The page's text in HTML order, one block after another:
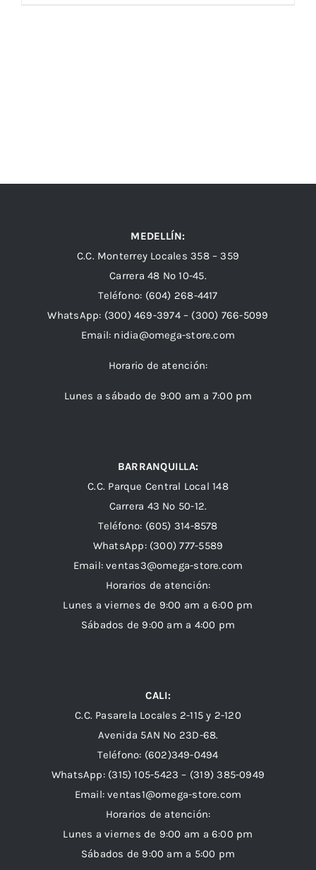
MEDELLÍN:
C.C. Monterrey Locales 358 – 359
Carrera 48 Nº 10-45.
Teléfono: (604) 268-4417
WhatsApp: (300) 469-3974 – (300) 766-5099
Email: nidia@omega-store.com
Horario de atención:
Lunes a sábado de 9:00 am a 7:00 pm
BARRANQUILLA:
C.C. Parque Central Local 148
Carrera 43 Nº 50-12.
Teléfono: (605) 314-8578
WhatsApp: (300) 777-5589
Email: ventas3@omega-store.com
Horarios de atención:
Lunes a viernes de 9:00 am a 6:00 pm
Sábados de 9:00 am a 4:00 pm
CALI:
C.C. Pasarela Locales 2-115 y 2-120
Avenida 5AN Nº 23D-68.
Teléfono: (602)349-0494
WhatsApp: (315) 105-5423 – (319) 385-0949
Email:ventas1@omega-store.com
Horarios de atención:
Lunes a viernes de 9:00 am a 6:00 pm
Sábados de 9:00 am a 5:00 pm